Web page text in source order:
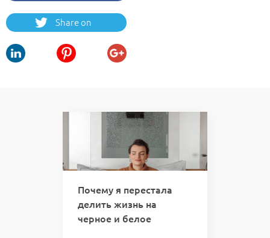
Share on
Почему я перестала
делить жизнь на
черное и белое